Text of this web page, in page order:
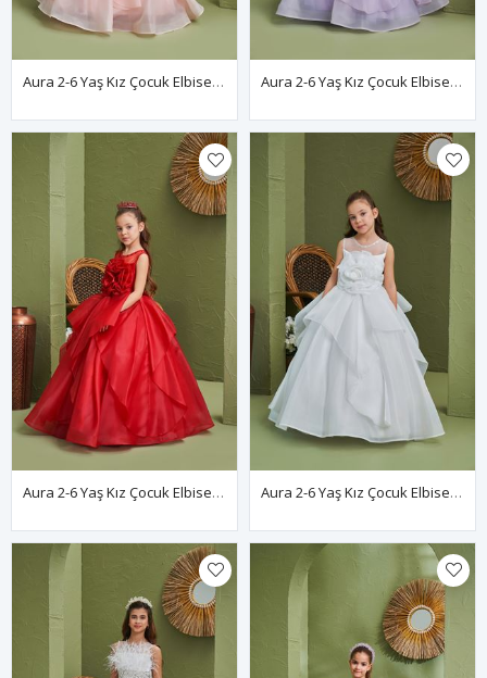
Aura 2-6 Yaş Kız Çocuk Elbise 20165 Somon Aura 2-6 Yaş Kız Çocuk Elbise 20165 Lila
Aura 2-6 Yaş Kız Çocuk Elbise 20165 Kırmızı Aura 2-6 Yaş Kız Çocuk Elbise 20165 Kırık Beyaz